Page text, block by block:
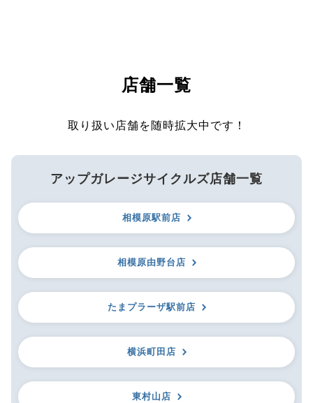
店舗一覧
取り扱い店舗を随時拡大中です！
アップガレージサイクルズ店舗一覧
相模原駅前店
相模原由野台店
たまプラーザ駅前店
横浜町田店
東村山店